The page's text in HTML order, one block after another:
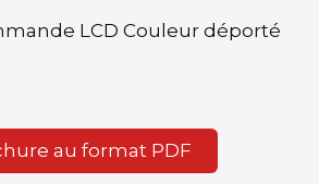
LCD Couleur déporté
au format PDF